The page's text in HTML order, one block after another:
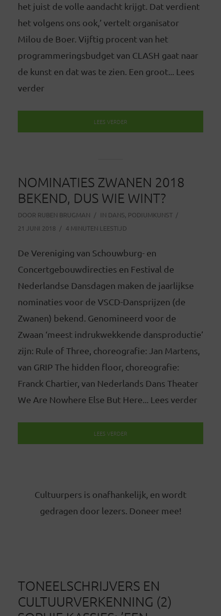
het juist de volle aandacht krijgt. Dat verdient
het volgens ons ook,’ vertelt organisator
Milou de Boer. Vijftig procent van het
programmeringsbudget van CLASH gaat naar
de kunst en dat was te zien. Een groot... Lees
verder
LEES VERDER
NOMINATIES ZWANEN 2018
BEKEND, DUS WIE WINT?
DOOR RUBEN BRUGMAN IN DANS, PODIUMKUNST
21 JUNI 2018
4 MINUTEN LEESTIJD
De Vereniging van Schouwburg- en
Concertgebouwdirecties en Festival de
Nederlandse Dansdagen maken de jaarlijkse
nominaties voor de VSCD-Dansprijzen (de
Zwanen) bekend. Genomineerd voor de
Zwaan ‘meest indrukwekkende dansproductie’
zijn: Rule of Three, choreografie: Jan Martens,
van GRIP The hidden floor, choreografie:
Franck Chartier, van Nederlands Dans Theater
We Are Nowhere Else But Here... Lees verder
LEES VERDER
Cultuurpers is onafhankelijk, en wordt
gedragen door lezers. Doneer mee!
TONEELSCHRIJVERS EN
CULTUURVERKENNING (2)